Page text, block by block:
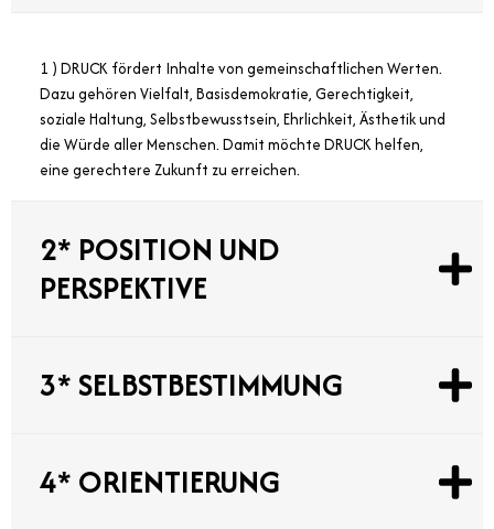
1 ) DRUCK fördert Inhalte von gemeinschaftlichen Werten.
Dazu gehören Vielfalt, Basisdemokratie, Gerechtigkeit,
soziale Haltung, Selbstbewusstsein, Ehrlichkeit, Ästhetik und
die Würde aller Menschen. Damit möchte DRUCK helfen,
eine gerechtere Zukunft zu erreichen.
2* POSITION UND
PERSPEKTIVE
3* SELBSTBESTIMMUNG
4* ORIENTIERUNG